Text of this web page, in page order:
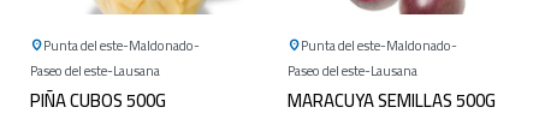
Punta del este Maldonado
Paseo del este Lausana
PIÑA CUBOS 500G
Punta del este Maldonado
Paseo del este Lausana
MARACUYA SEMILLAS 500G